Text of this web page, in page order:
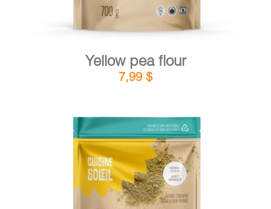
Yellow pea flour
7,99 $